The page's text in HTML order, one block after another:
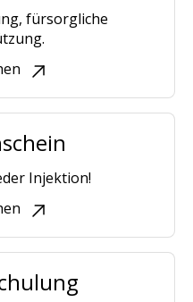
fürsorgliche
Injektion!